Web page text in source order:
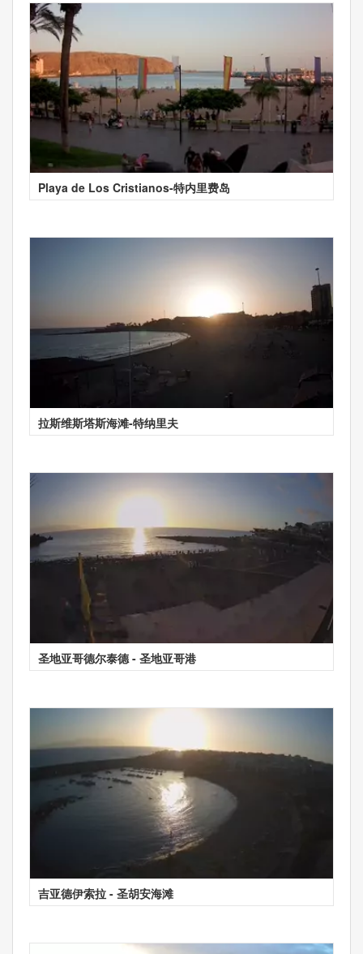
Playa de Los Cristianos-特内里费岛
拉斯维斯塔斯海滩-特纳里夫
圣地亚哥德尔泰德 - 圣地亚哥港
吉亚德伊索拉 - 圣胡安海滩